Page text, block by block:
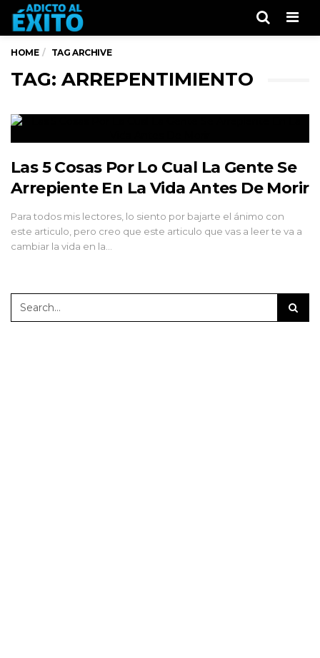
HOME TAG ARCHIVE
TAG: ARREPENTIMIENTO
Las 5 Cosas Por Lo Cual La Gente Se
Arrepiente En La Vida Antes De Morir
Para todos mis lectores, lo siento por bajarte el ánimo con
este articulo, pero creo que este articulo que vas a leer te va a
cambiar la vida en la…